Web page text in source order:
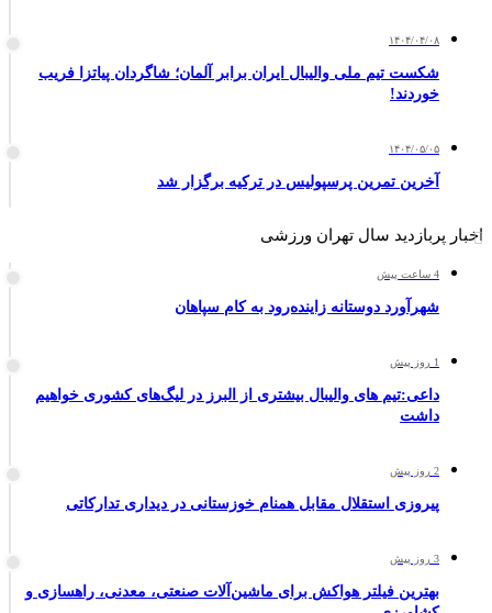
۱۴۰۴/۰۴/۰۸
شکست تیم ملی والیبال ایران برابر آلمان؛ شاگردان پیاتزا فریب
خوردند!
۱۴۰۴/۰۵/۰۵
آخرین تمرین پرسپولیس در ترکیه برگزار شد
اخبار پربازدید سال تهران ورزشی
4 ساعت پیش
شهرآورد دوستانه زاینده‌رود به کام سپاهان
1 روز پیش
داعی:تیم های والیبال بیشتری از البرز در لیگ‌های کشوری خواهیم
داشت
2 روز پیش
پیروزی استقلال مقابل همنام خوزستانی در دیداری تدارکاتی
3 روز پیش
بهترین فیلتر هواکش برای ماشین‌آلات صنعتی، معدنی، راهسازی و